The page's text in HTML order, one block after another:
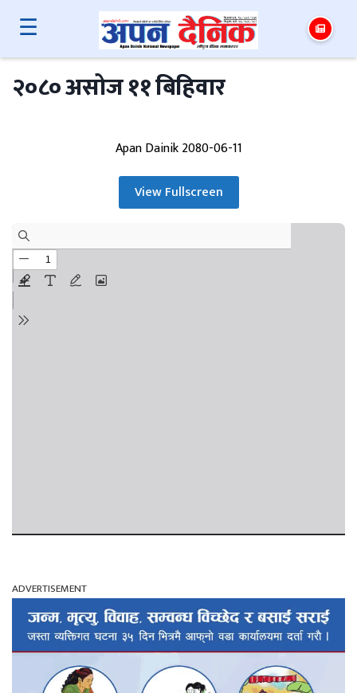
☰
२०८० असोज ११ बिहिवार
Apan Dainik 2080-06-11
View Fullscreen
ADVERTISEMENT